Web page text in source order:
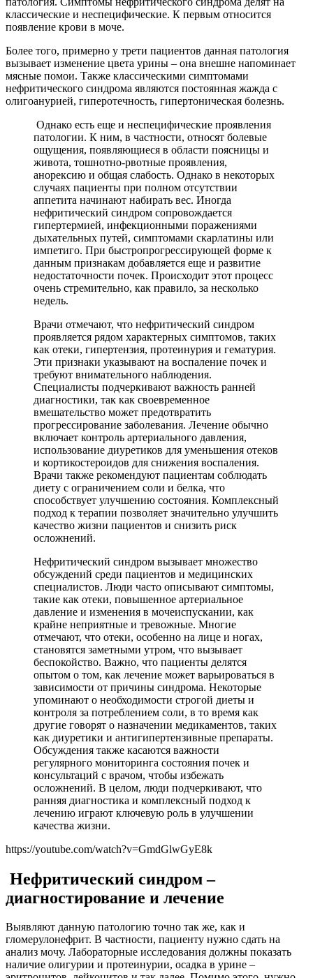
классические и неспецифические. К первым относится
появление крови в моче.
Более того, примерно у трети пациентов данная патология
вызывает изменение цвета урины – она внешне напоминает
мясные помои. Также классическими симптомами
нефритического синдрома являются постоянная жажда с
олигоанурией, гиперотечность, гипертоническая болезнь.
Однако есть еще и неспецифические проявления
патологии. К ним, в частности, относят болевые
ощущения, появляющиеся в области поясницы и
живота, тошнотно-рвотные проявления,
анорексию и общая слабость. Однако в некоторых
случаях пациенты при полном отсутствии
аппетита начинают набирать вес. Иногда
нефритический синдром сопровождается
гипертермией, инфекционными поражениями
дыхательных путей, симптомами скарлатины или
импетиго. При быстропрогрессирующей форме к
данным признакам добавляется еще и развитие
недостаточности почек. Происходит этот процесс
очень стремительно, как правило, за несколько
недель.
Врачи отмечают, что нефритический синдром
проявляется рядом характерных симптомов, таких
как отеки, гипертензия, протеинурия и гематурия.
Эти признаки указывают на воспаление почек и
требуют внимательного наблюдения.
Специалисты подчеркивают важность ранней
диагностики, так как своевременное
вмешательство может предотвратить
прогрессирование заболевания. Лечение обычно
включает контроль артериального давления,
использование диуретиков для уменьшения отеков
и кортикостероидов для снижения воспаления.
Врачи также рекомендуют пациентам соблюдать
диету с ограничением соли и белка, что
способствует улучшению состояния. Комплексный
подход к терапии позволяет значительно улучшить
качество жизни пациентов и снизить риск
осложнений.
Нефритический синдром вызывает множество
обсуждений среди пациентов и медицинских
специалистов. Люди часто описывают симптомы,
такие как отеки, повышенное артериальное
давление и изменения в мочеиспускании, как
крайне неприятные и тревожные. Многие
отмечают, что отеки, особенно на лице и ногах,
становятся заметными утром, что вызывает
беспокойство. Важно, что пациенты делятся
опытом о том, как лечение может варьироваться в
зависимости от причины синдрома. Некоторые
упоминают о необходимости строгой диеты и
контроля за потреблением соли, в то время как
другие говорят о назначении медикаментов, таких
как диуретики и антигипертензивные препараты.
Обсуждения также касаются важности
регулярного мониторинга состояния почек и
консультаций с врачом, чтобы избежать
осложнений. В целом, люди подчеркивают, что
ранняя диагностика и комплексный подход к
лечению играют ключевую роль в улучшении
качества жизни.
https://youtube.com/watch?v=GmdGlwGyE8k
Нефритический синдром –
диагностирование и лечение
Выявляют данную патологию точно так же, как и
гломерулонефрит. В частности, пациенту нужно сдать на
анализ мочу. Лабораторные исследования должны показать
наличие олигурии и протеинурии, осадка в урине –